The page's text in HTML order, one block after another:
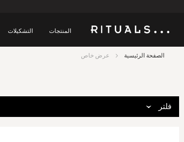
المنتجات التشكيلات
الصفحة الرئيسية عرض خاص
فلتر